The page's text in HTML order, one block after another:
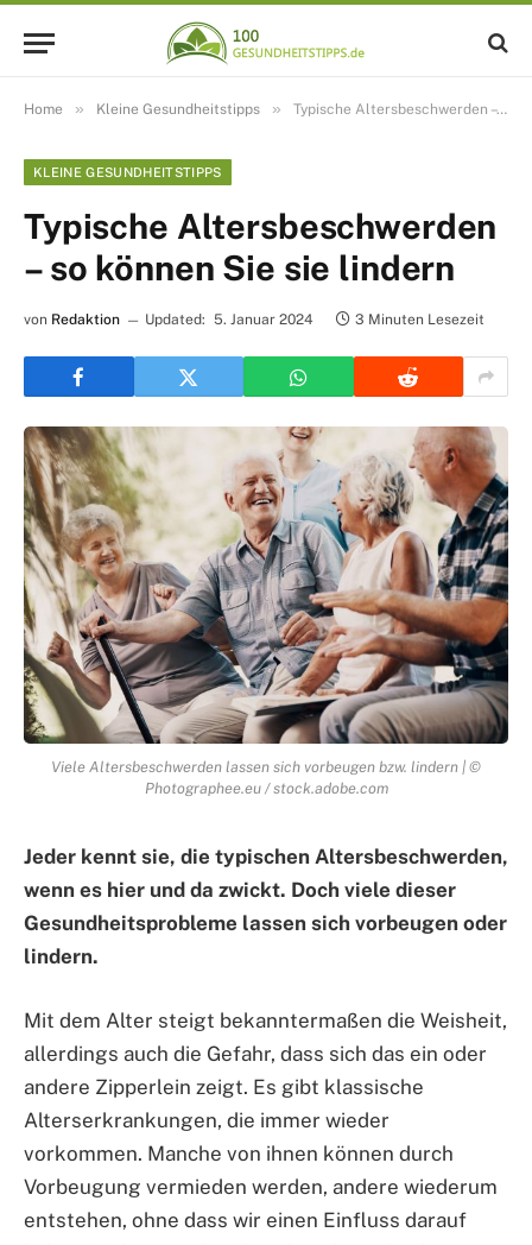
Home » Kleine Gesundheitstipps » Typische Altersbeschwerden – so können Sie sie lindern
KLEINE GESUNDHEITSTIPPS
Typische Altersbeschwerden
– so können Sie sie lindern
von Redaktion Updated: 5. Januar 2024 3 Minuten Lesezeit
Viele Altersbeschwerden lassen sich vorbeugen bzw. lindern | ©
Photographee.eu / stock.adobe.com
Jeder kennt sie, die typischen Altersbeschwerden,
wenn es hier und da zwickt. Doch viele dieser
Gesundheitsprobleme lassen sich vorbeugen oder
lindern.
Mit dem Alter steigt bekanntermaßen die Weisheit,
allerdings auch die Gefahr, dass sich das ein oder
andere Zipperlein zeigt. Es gibt klassische
Alterserkrankungen, die immer wieder
vorkommen. Manche von ihnen können durch
Vorbeugung vermieden werden, andere wiederum
entstehen, ohne dass wir einen Einfluss darauf